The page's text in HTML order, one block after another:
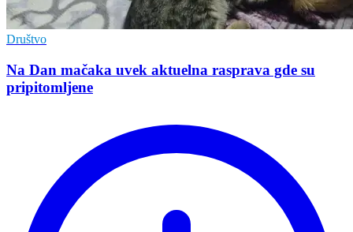
Društvo
Na Dan mačaka uvek aktuelna rasprava gde su
pripitomljene